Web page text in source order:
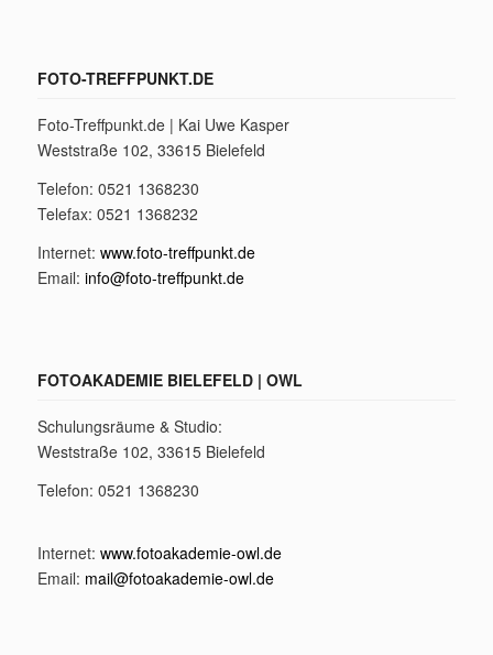
FOTO-TREFFPUNKT.DE
Foto-Treffpunkt.de | Kai Uwe Kasper
Weststraße 102, 33615 Bielefeld
Telefon: 0521 1368230
Telefax: 0521 1368232
Internet: www.foto-treffpunkt.de
Email: info@foto-treffpunkt.de
FOTOAKADEMIE BIELEFELD | OWL
Schulungsräume & Studio:
Weststraße 102, 33615 Bielefeld
Telefon: 0521 1368230
Internet: www.fotoakademie-owl.de
Email: mail@fotoakademie-owl.de